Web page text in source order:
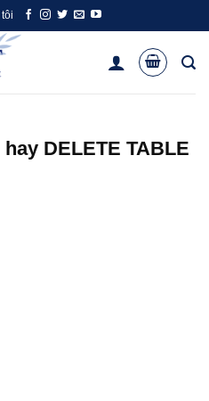
DELETE TABLE